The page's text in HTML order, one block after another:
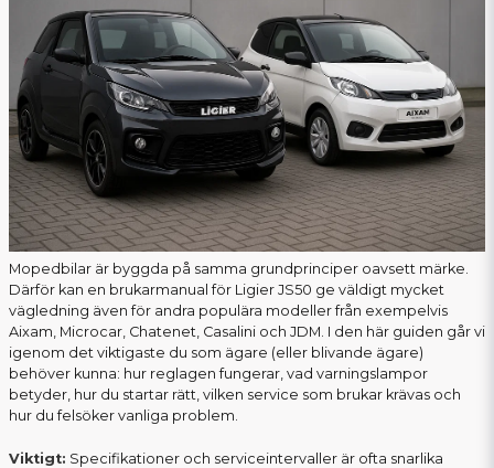
Mopedbilar är byggda på samma grundprinciper oavsett märke.
Därför kan en brukarmanual för Ligier JS50 ge väldigt mycket
vägledning även för andra populära modeller från exempelvis
Aixam, Microcar, Chatenet, Casalini och JDM. I den här guiden går vi
igenom det viktigaste du som ägare (eller blivande ägare)
behöver kunna: hur reglagen fungerar, vad varningslampor
betyder, hur du startar rätt, vilken service som brukar krävas och
hur du felsöker vanliga problem.
Viktigt: Specifikationer och serviceintervaller är ofta snarlika